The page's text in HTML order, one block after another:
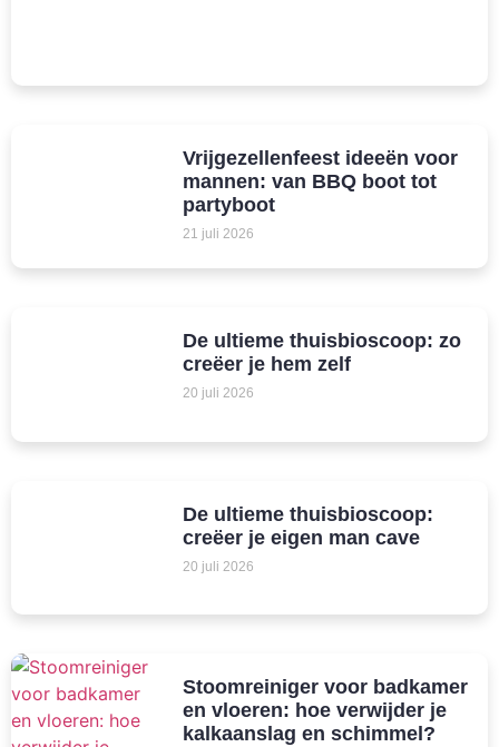
Vrijgezellenfeest ideeën voor
mannen: van BBQ boot tot
partyboot
21 juli 2026
De ultieme thuisbioscoop: zo
creëer je hem zelf
20 juli 2026
De ultieme thuisbioscoop:
creëer je eigen man cave
20 juli 2026
Stoomreiniger voor badkamer
en vloeren: hoe verwijder je
kalkaanslag en schimmel?